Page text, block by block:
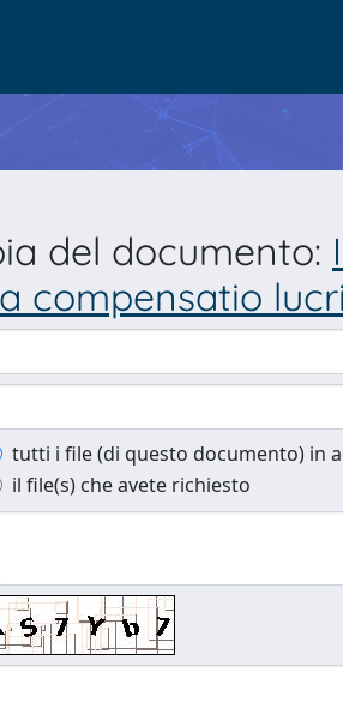
del documento:
compensatio
tutti i file (di questo documento) in
il file(s) che avete richiesto